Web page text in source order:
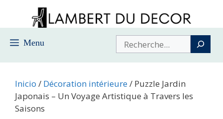
contenido
Menu Buscar
Inicio / Décoration intérieure/ Puzzle Jardin
Japonais – Un Voyage Artistique à Travers les
Saisons